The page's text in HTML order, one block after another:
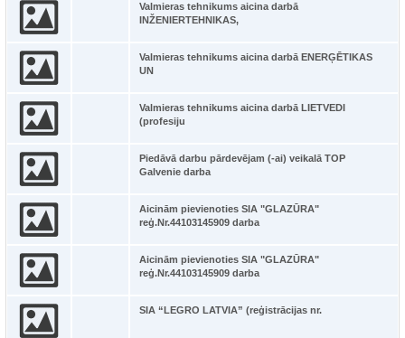
Valmieras tehnikums aicina darbā
INŽENIERTEHNIKAS,
Valmieras tehnikums aicina darbā ENERĢĒTIKAS
UN
Valmieras tehnikums aicina darbā LIETVEDI
(profesiju
Piedāvā darbu pārdevējam (-ai) veikalā TOP
Galvenie darba
Aicinām pievienoties SIA "GLAZŪRA"
reģ.Nr.44103145909 darba
Aicinām pievienoties SIA "GLAZŪRA"
reģ.Nr.44103145909 darba
SIA “LEGRO LATVIA” (reģistrācijas nr.